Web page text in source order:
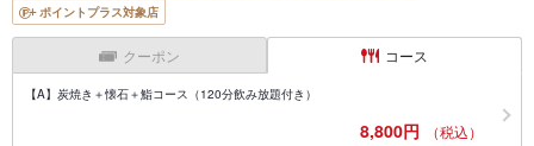
ポイントプラス対象店
クーポン コース
【A】炭焼き＋懐石＋鮨コース（120分飲み放題付き）
8,800円 （税込）